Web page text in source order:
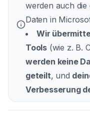
werden auch
Daten in
Wir
Tools (wie z. B.
werden keine
geteilt, und
Verbesserung